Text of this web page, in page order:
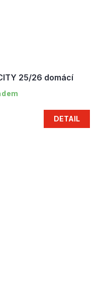
25/26 domácí
DETAIL